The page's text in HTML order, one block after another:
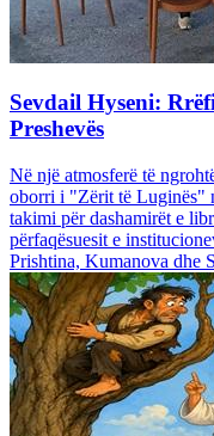
Sevdail Hyseni:
Preshevës
Në një atmosferë të
oborri i "Zërit të Luginës"
takimi për dashamirët e
përfaqësuesit e
Prishtina, Kumanova dhe